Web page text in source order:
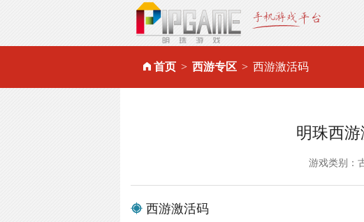
首页 西游专区 西游激活码
明珠西
游戏类别：
西游激活码